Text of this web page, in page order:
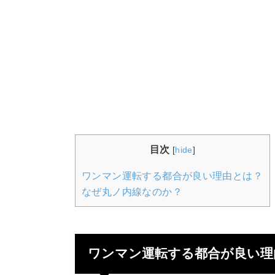
目次 [hide]
ワンマン運転する都合が良い理由とは？
なぜ丸ノ内線なのか？
ワンマン運転する都合が良い